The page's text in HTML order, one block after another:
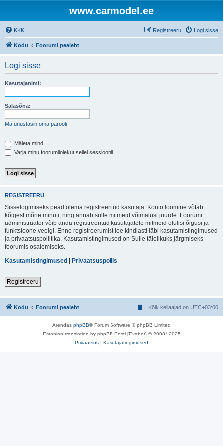
www.carmodel.ee
KKK Logi sisse
Registreeru
Kodu Foorumi pealeht
Logi sisse
Kasutajanimi:
Salasõna:
Ma unustasin oma parooli
Mäleta mind
Varja minu foorumilolekut sellel sessioonil
REGISTREERU
Sisselogimiseks pead olema registreeritud kasutaja. Konto loomine võtab
kõigest mõne minuti, ning annab sulle mitmeid võimalusi juurde. Foorumi
administraator võib anda registreeritud kasutajatele mitmeid olulisi õigusi ja
funktsioone veelgi. Enne registreerumist loe kindlasti läbi kasutamistingimused
ja privaatsuspoliitika. Kasutamistingimused on Sulle täielikuks järgmiseks
foorumis osalemiseks.
Kasutamistingimused | Privaatsuspoliis
Registreeru
Kodu Foorumi pealeht Kõik kellaajad on UTC+03:00
Arendas phpBB® Forum Software © phpBB Limited
Estonian translation by phpBB Eesti [Exabot] © 2008*-2025
Privaatsus | Kasutajatingimused